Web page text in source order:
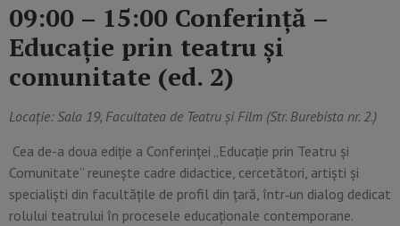
09:00 – 15:00 Conferință –
Educație prin teatru și
comunitate (ed. 2)
Locație: Sala 19, Facultatea de Teatru și Film (Str. Burebista nr. 2.)
Cea de-a doua ediție a Conferinței „Educație prin Teatru și
Comunitate” reunește cadre didactice, cercetători, artiști și
specialiști din facultățile de profil din țară, într‑un dialog dedicat
rolului teatrului în procesele educaționale contemporane.